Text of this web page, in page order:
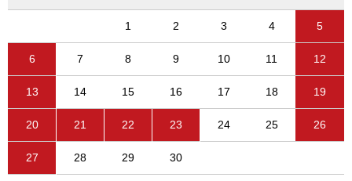
1 2 3 4 5
6 7 8 9 10 11 12
13 14 15 16 17 18 19
20 21 22 23 24 25 26
27 28 29 30